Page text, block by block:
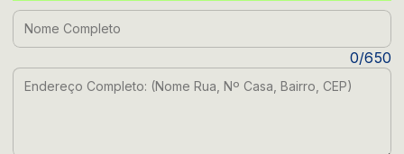
Nome Completo
Endereço Completo: (Nome Rua, Nº Casa, Bairro,0/650